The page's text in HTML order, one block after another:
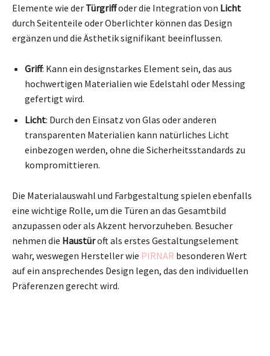
Elemente wie der Türgriffoder die Integration von Licht
durch Seitenteile oder Oberlichter können das Design
ergänzen und die Ästhetik signifikant beeinflussen.
Griff: Kann ein designstarkes Element sein, das aus
hochwertigen Materialien wie Edelstahl oder Messing
gefertigt wird.
Licht: Durch den Einsatz von Glas oder anderen
transparenten Materialien kann natürliches Licht
einbezogen werden, ohne die Sicherheitsstandards zu
kompromittieren.
Die Materialauswahl und Farbgestaltung spielen ebenfalls
eine wichtige Rolle, um die Türen an das Gesamtbild
anzupassen oder als Akzent hervorzuheben. Besucher
nehmen die Haustüroft als erstes Gestaltungselement
wahr, weswegen Hersteller wie PIRNAR besonderen Wert
auf ein ansprechendes Design legen, das den individuellen
Präferenzen gerecht wird.